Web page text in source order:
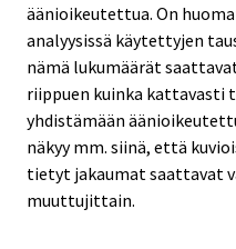
äänioikeutettua. On
analyysissä käytettyjen
nämä lukumäärät
riippuen kuinka
yhdistämään
näkyy mm. siinä, että
tietyt jakaumat saattavat
muuttujittain.